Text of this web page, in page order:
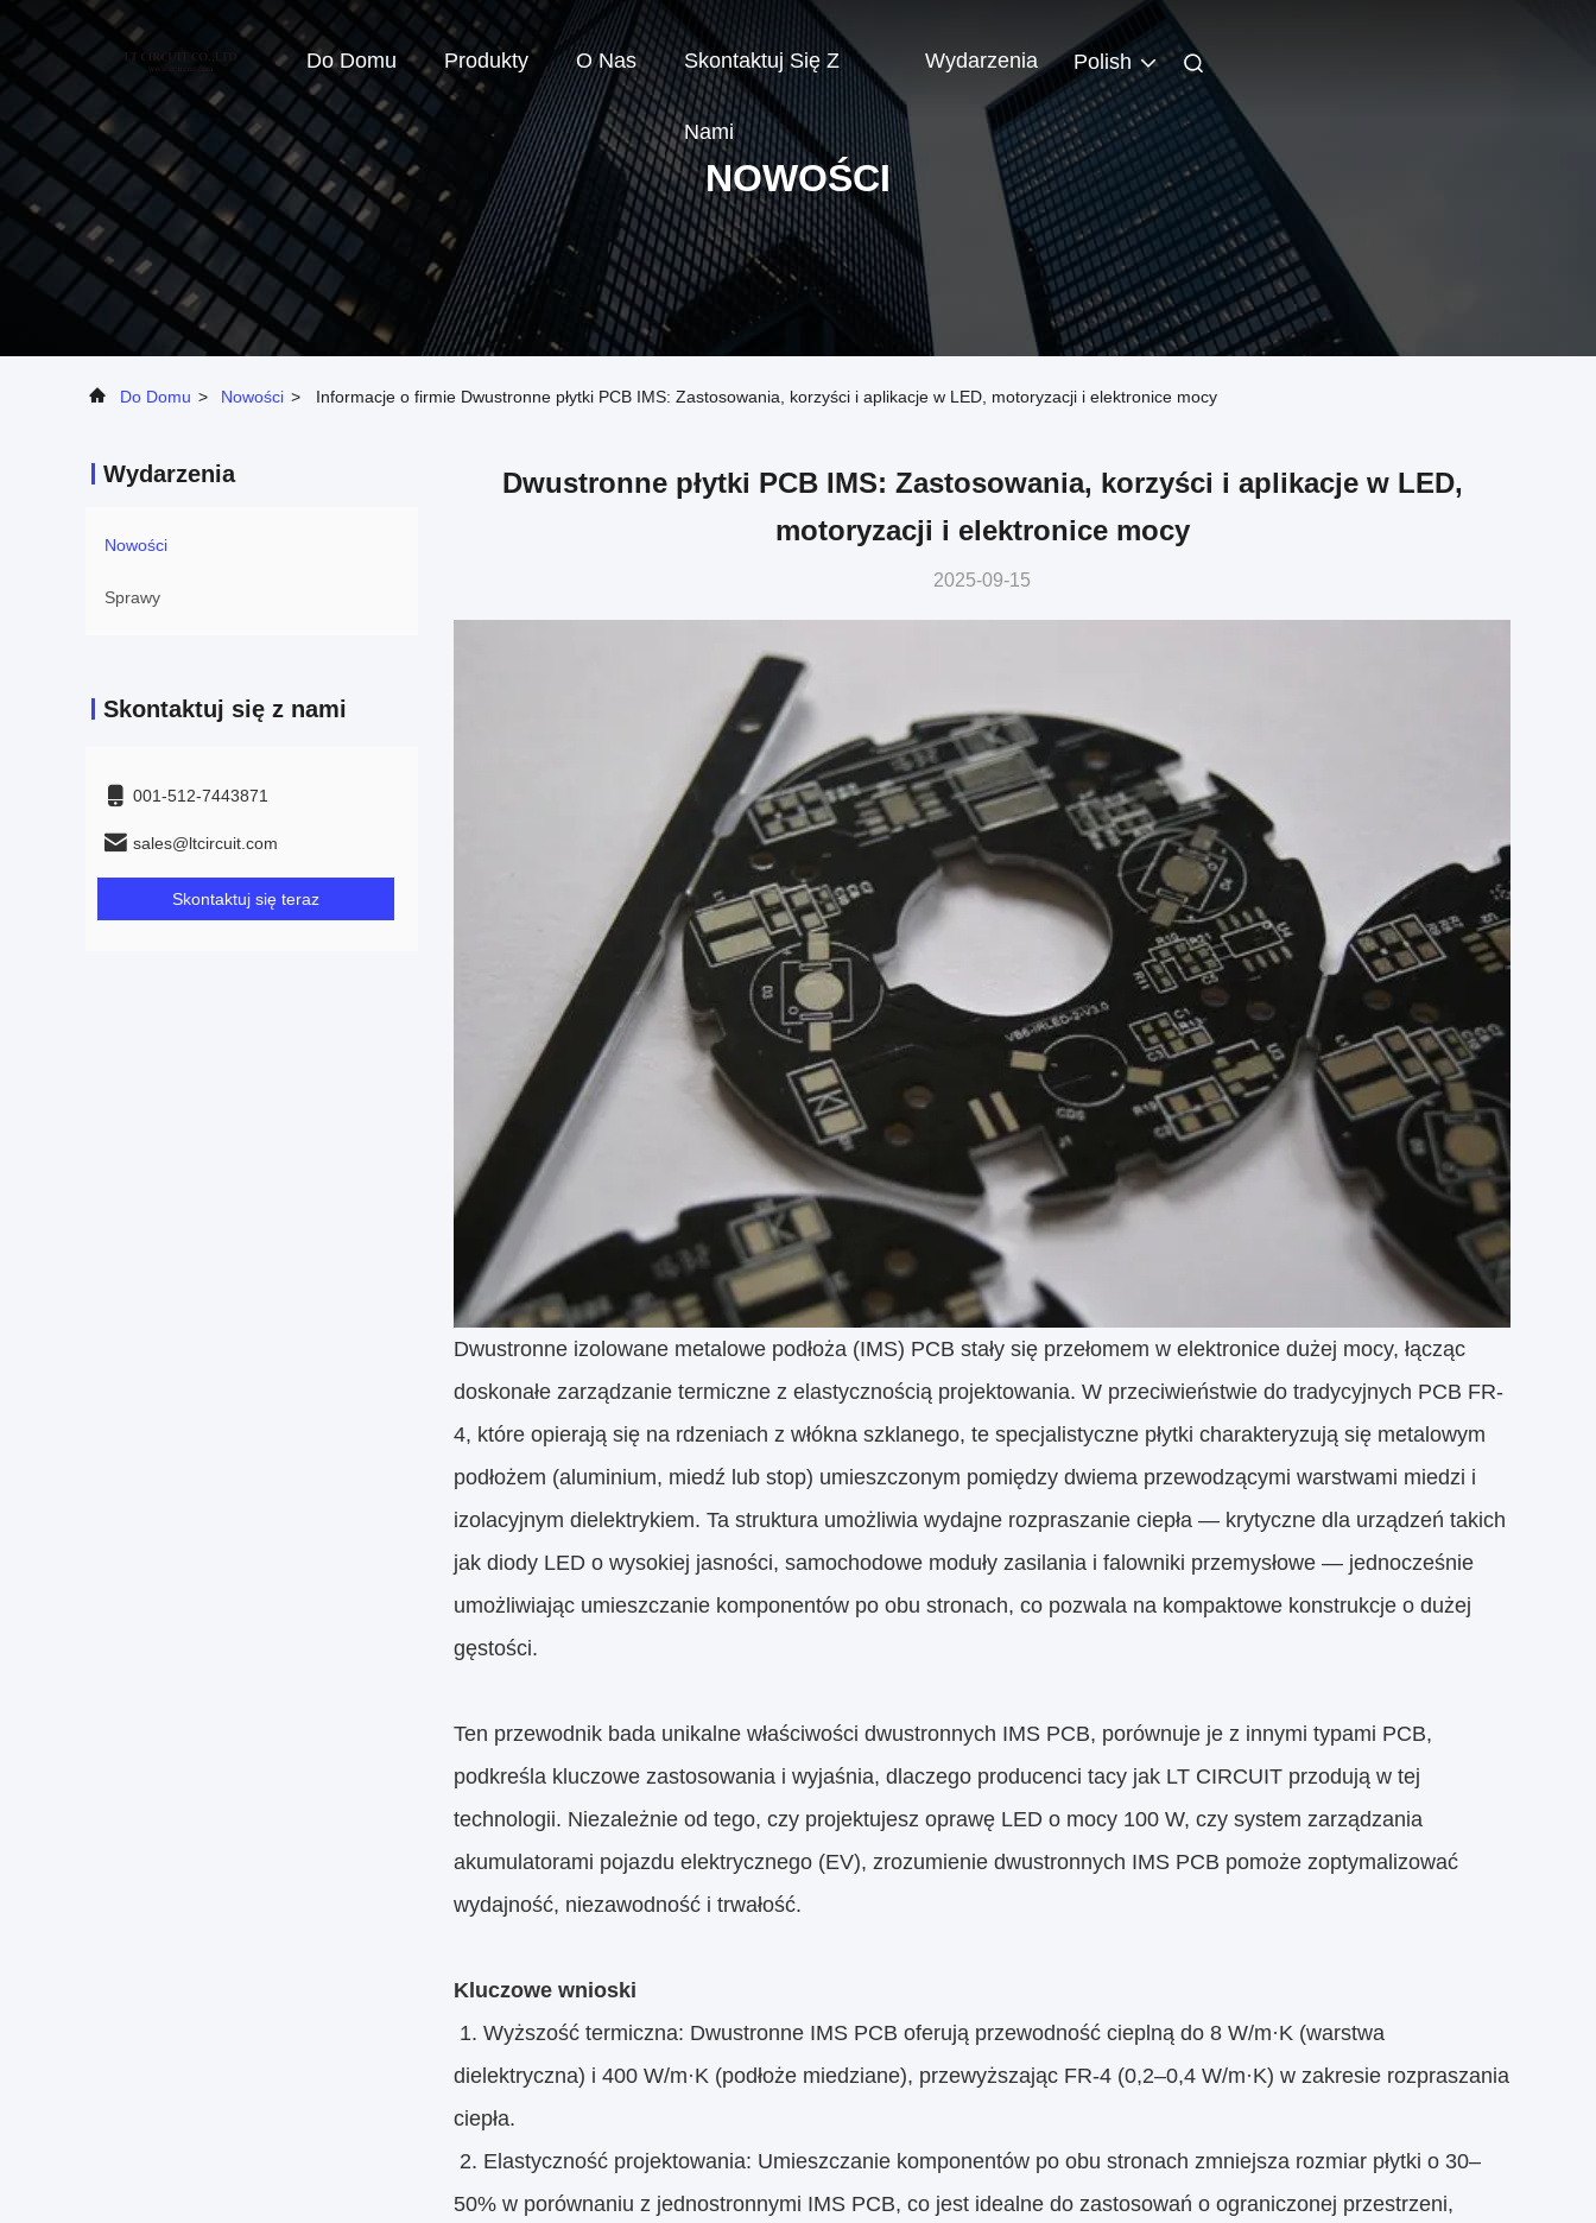
Do Domu Produkty O Nas Skontaktuj Się Z
Nami
Wydarzenia Polish
NOWOŚCI
Do Domu > Nowości > Informacje o firmie Dwustronne płytki PCB IMS: Zastosowania, korzyści i aplikacje w LED, motoryzacji i elektronice mocy
Wydarzenia
Nowości
Sprawy
Skontaktuj się z nami
001-512-7443871
sales@ltcircuit.com
Skontaktuj się teraz
Dwustronne płytki PCB IMS: Zastosowania, korzyści i aplikacje w LED,
motoryzacji i elektronice mocy
2025-09-15
Dwustronne izolowane metalowe podłoża (IMS) PCB stały się przełomem w elektronice dużej mocy, łącząc
doskonałe zarządzanie termiczne z elastycznością projektowania. W przeciwieństwie do tradycyjnych PCB FR-
4, które opierają się na rdzeniach z włókna szklanego, te specjalistyczne płytki charakteryzują się metalowym
podłożem (aluminium, miedź lub stop) umieszczonym pomiędzy dwiema przewodzącymi warstwami miedzi i
izolacyjnym dielektrykiem. Ta struktura umożliwia wydajne rozpraszanie ciepła — krytyczne dla urządzeń takich
jak diody LED o wysokiej jasności, samochodowe moduły zasilania i falowniki przemysłowe — jednocześnie
umożliwiając umieszczanie komponentów po obu stronach, co pozwala na kompaktowe konstrukcje o dużej
gęstości.
Ten przewodnik bada unikalne właściwości dwustronnych IMS PCB, porównuje je z innymi typami PCB,
podkreśla kluczowe zastosowania i wyjaśnia, dlaczego producenci tacy jak LT CIRCUIT przodują w tej
technologii. Niezależnie od tego, czy projektujesz oprawę LED o mocy 100 W, czy system zarządzania
akumulatorami pojazdu elektrycznego (EV), zrozumienie dwustronnych IMS PCB pomoże zoptymalizować
wydajność, niezawodność i trwałość.
Kluczowe wnioski
1. Wyższość termiczna: Dwustronne IMS PCB oferują przewodność cieplną do 8 W/m·K (warstwa
dielektryczna) i 400 W/m·K (podłoże miedziane), przewyższając FR-4 (0,2–0,4 W/m·K) w zakresie rozpraszania
ciepła.
2. Elastyczność projektowania: Umieszczanie komponentów po obu stronach zmniejsza rozmiar płytki o 30–
50% w porównaniu z jednostronnymi IMS PCB, co jest idealne do zastosowań o ograniczonej przestrzeni,